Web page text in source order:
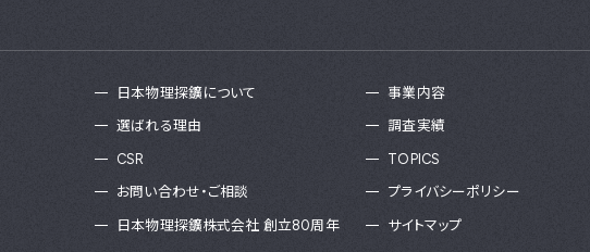
日本物理探鑛について 事業内容
選ばれる理由 調査実績
CSR TOPICS
お問い合わせ・ご相談 プライバシーポリシー
日本物理探鑛株式会社 創立80周年 サイトマップ